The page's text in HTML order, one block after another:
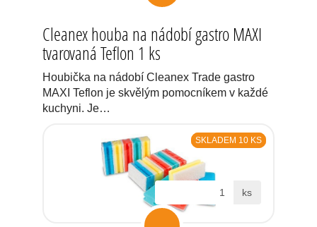
Cleanex houba na nádobí gastro MAXI
tvarovaná Teflon 1 ks
Houbička na nádobí Cleanex Trade gastro
MAXI Teflon je skvělým pomocníkem v každé
kuchyni. Je…
SKLADEM 10 KS
ks